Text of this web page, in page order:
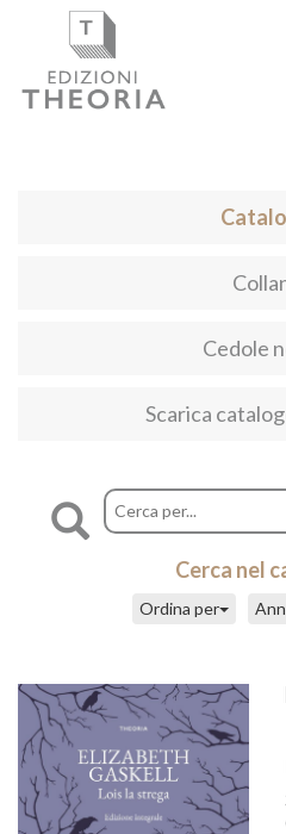
Cedole
Scarica
Cerca nel
Ordina per